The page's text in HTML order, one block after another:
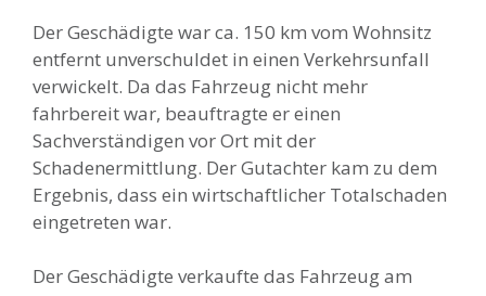
Der Geschädigte war ca. 150 km vom Wohnsitz
entfernt unverschuldet in einen Verkehrsunfall
verwickelt. Da das Fahrzeug nicht mehr
fahrbereit war, beauftragte er einen
Sachverständigen vor Ort mit der
Schadenermittlung. Der Gutachter kam zu dem
Ergebnis, dass ein wirtschaftlicher Totalschaden
eingetreten war.
Der Geschädigte verkaufte das Fahrzeug am